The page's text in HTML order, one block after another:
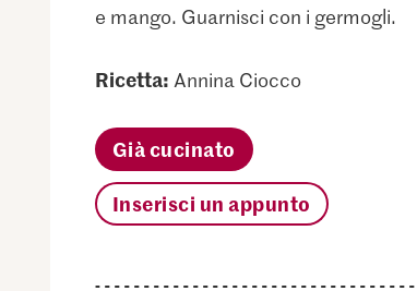
e mango. Guarnisci con i germogli.
Ricetta: Annina Ciocco
Già cucinato
Inserisci un appunto